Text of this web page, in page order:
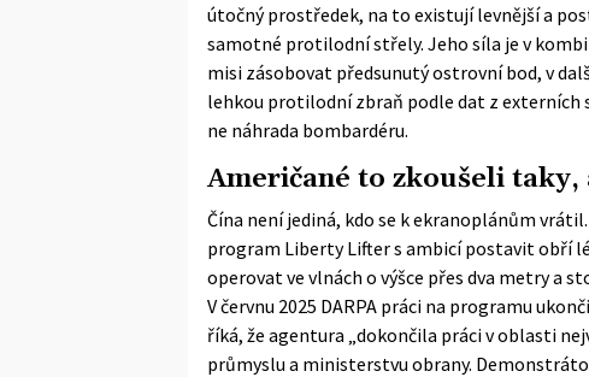
útočný prostředek, na to existují levnější a
samotné protilodní střely. Jeho síla je v
misi zásobovat předsunutý ostrovní bod, v
lehkou protilodní zbraň podle dat z
ne náhrada bombardéru.
Američané to zkoušeli
Čína není jediná, kdo se k ekranoplánům
program Liberty Lifters ambicí postavit obří
operovat ve vlnách o výšce přes dva metry a
V červnu 2025 DARPA práci na programu
říká, že agentura „dokončila práci v oblasti
průmyslu a ministerstvu obrany.